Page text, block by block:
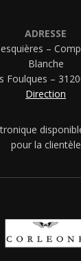
ADRESSE
–
Blanche
Foulques –
Direction
pour la clientèle